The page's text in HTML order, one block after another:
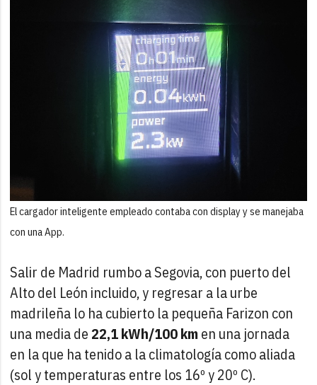
El cargador inteligente empleado contaba con display y se manejaba
con una App.
Salir de Madrid rumbo a Segovia, con puerto del
Alto del León incluido, y regresar a la urbe
madrileña lo ha cubierto la pequeña Farizon con
una media de22,1 kWh/100 km en una jornada
en la que ha tenido a la climatología como aliada
(sol y temperaturas entre los 16º y 20º C).